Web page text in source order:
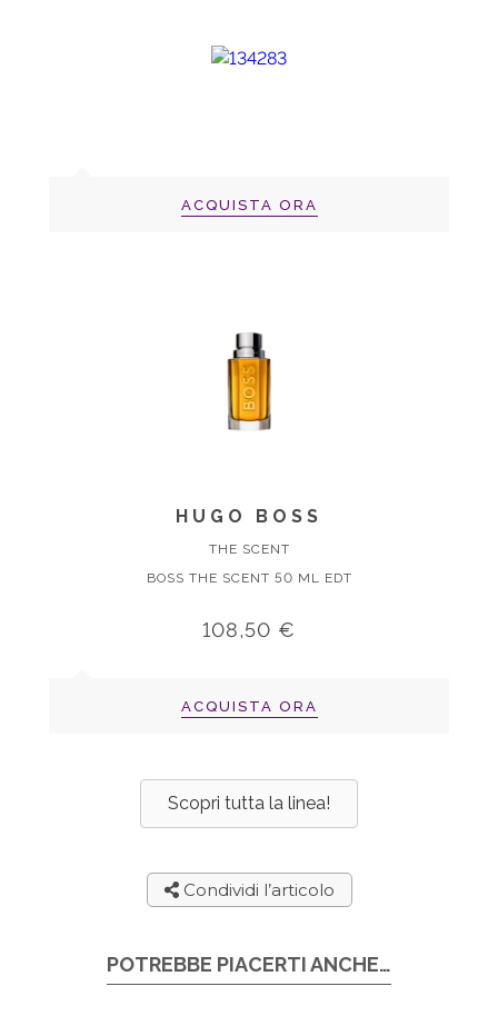
ACQUISTA ORA
HUGO BOSS
THE SCENT
BOSS THE SCENT 50 ML EDT
108,50 €
ACQUISTA ORA
Scopri tutta la linea!
Condividi l’articolo
POTREBBE PIACERTI ANCHE…